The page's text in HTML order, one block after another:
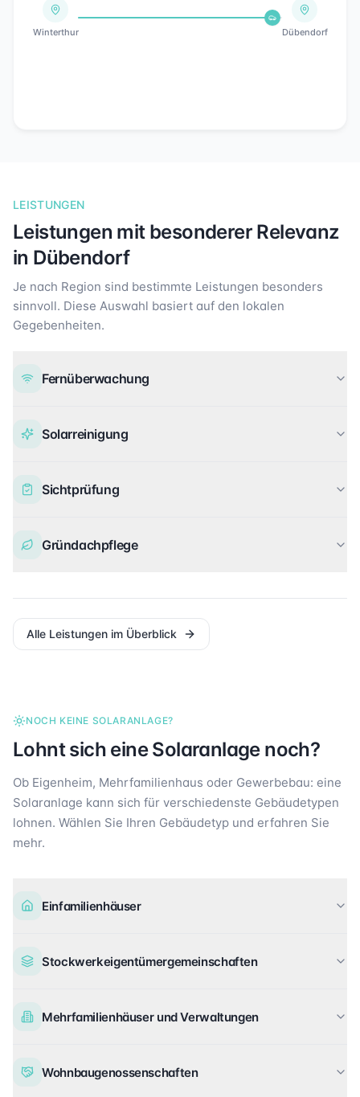
Winterthur Dübendorf
LEISTUNGEN
Leistungen mit besonderer Relevanz
in Dübendorf
Je nach Region sind bestimmte Leistungen besonders
sinnvoll. Diese Auswahl basiert auf den lokalen
Gegebenheiten.
Fernüberwachung
Solarreinigung
Sichtprüfung
Gründachpflege
Alle Leistungen im Überblick
NOCH KEINE SOLARANLAGE?
Lohnt sich eine Solaranlage noch?
Ob Eigenheim, Mehrfamilienhaus oder Gewerbebau: eine
Solaranlage kann sich für verschiedenste Gebäudetypen
lohnen. Wählen Sie Ihren Gebäudetyp und erfahren Sie
mehr.
Einfamilienhäuser
Stockwerkeigentümergemeinschaften
Mehrfamilienhäuser und Verwaltungen
Wohnbaugenossenschaften